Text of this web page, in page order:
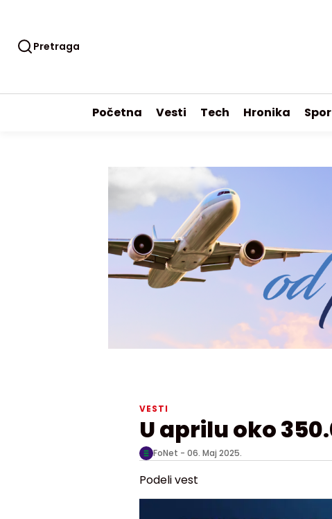
Pretraga
Početna Vesti Tech Hronika
VESTI
U aprilu oko
FoNet - 06. Maj 2025.
Podeli vest